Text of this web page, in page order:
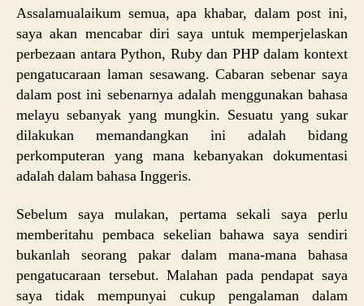
dan
Assalamualaikum semua, apa khabar, dalam post ini,
saya akan mencabar diri saya untuk memperjelaskan
perbezaan antara Python, Ruby dan PHP dalam kontext
pengatucaraan laman sesawang. Cabaran sebenar saya
dalam post ini sebenarnya adalah menggunakan bahasa
melayu sebanyak yang mungkin. Sesuatu yang sukar
dilakukan memandangkan ini adalah bidang
perkomputeran yang mana kebanyakan dokumentasi
adalah dalam bahasa Inggeris.
Sebelum saya mulakan, pertama sekali saya perlu
memberitahu pembaca sekelian bahawa saya sendiri
bukanlah seorang pakar dalam mana-mana bahasa
pengatucaraan tersebut. Malahan pada pendapat saya
saya tidak mempunyai cukup pengalaman dalam